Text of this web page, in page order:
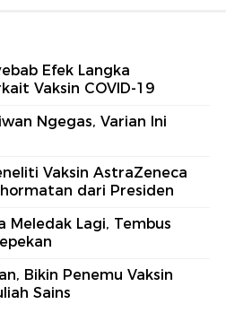
Efek Langka
Vaksin COVID-19
Ngegas, Varian Ini
Vaksin AstraZeneca
dari Presiden
Meledak Lagi, Tembus
Bikin Penemu Vaksin
Sains